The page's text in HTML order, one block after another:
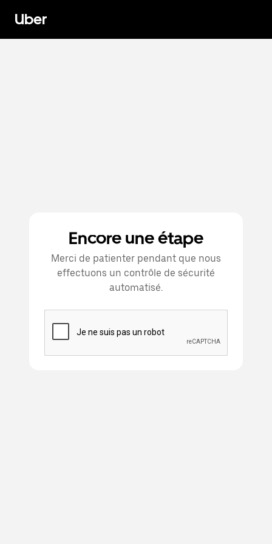
Uber
Encore une étape
Merci de patienter pendant que nous
effectuons un contrôle de sécurité
automatisé.